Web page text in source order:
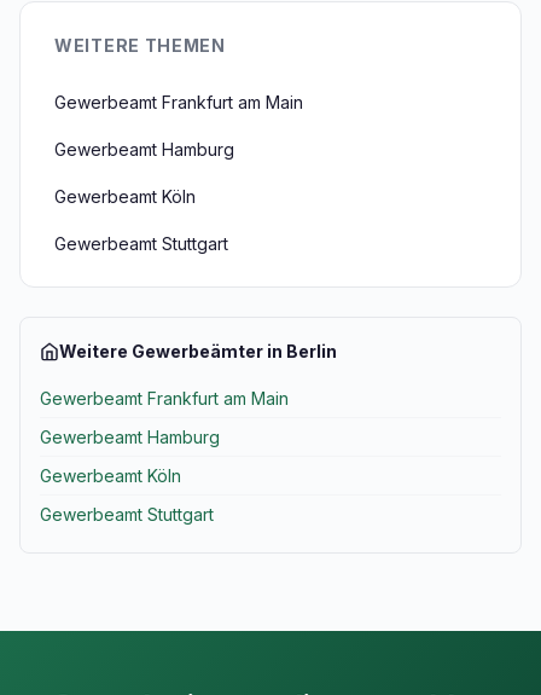
WEITERE THEMEN
Gewerbeamt Frankfurt am Main
Gewerbeamt Hamburg
Gewerbeamt Köln
Gewerbeamt Stuttgart
Weitere Gewerbeämter in Berlin
Gewerbeamt Frankfurt am Main
Gewerbeamt Hamburg
Gewerbeamt Köln
Gewerbeamt Stuttgart